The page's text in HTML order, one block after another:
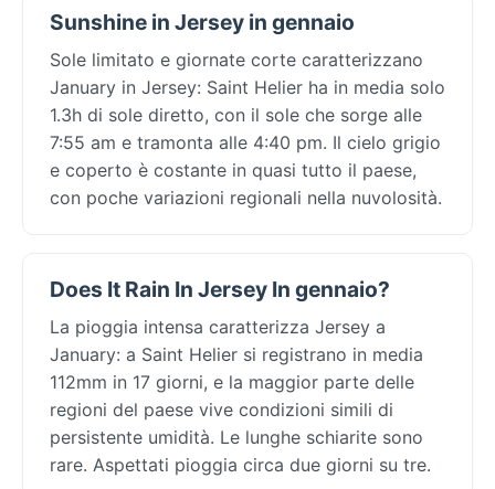
Sunshine in Jersey in gennaio
Sole limitato e giornate corte caratterizzano
January in Jersey: Saint Helier ha in media solo
1.3h di sole diretto, con il sole che sorge alle
7:55 am e tramonta alle 4:40 pm. Il cielo grigio
e coperto è costante in quasi tutto il paese,
con poche variazioni regionali nella nuvolosità.
Does It Rain In Jersey In gennaio?
La pioggia intensa caratterizza Jersey a
January: a Saint Helier si registrano in media
112mm in 17 giorni, e la maggior parte delle
regioni del paese vive condizioni simili di
persistente umidità. Le lunghe schiarite sono
rare. Aspettati pioggia circa due giorni su tre.